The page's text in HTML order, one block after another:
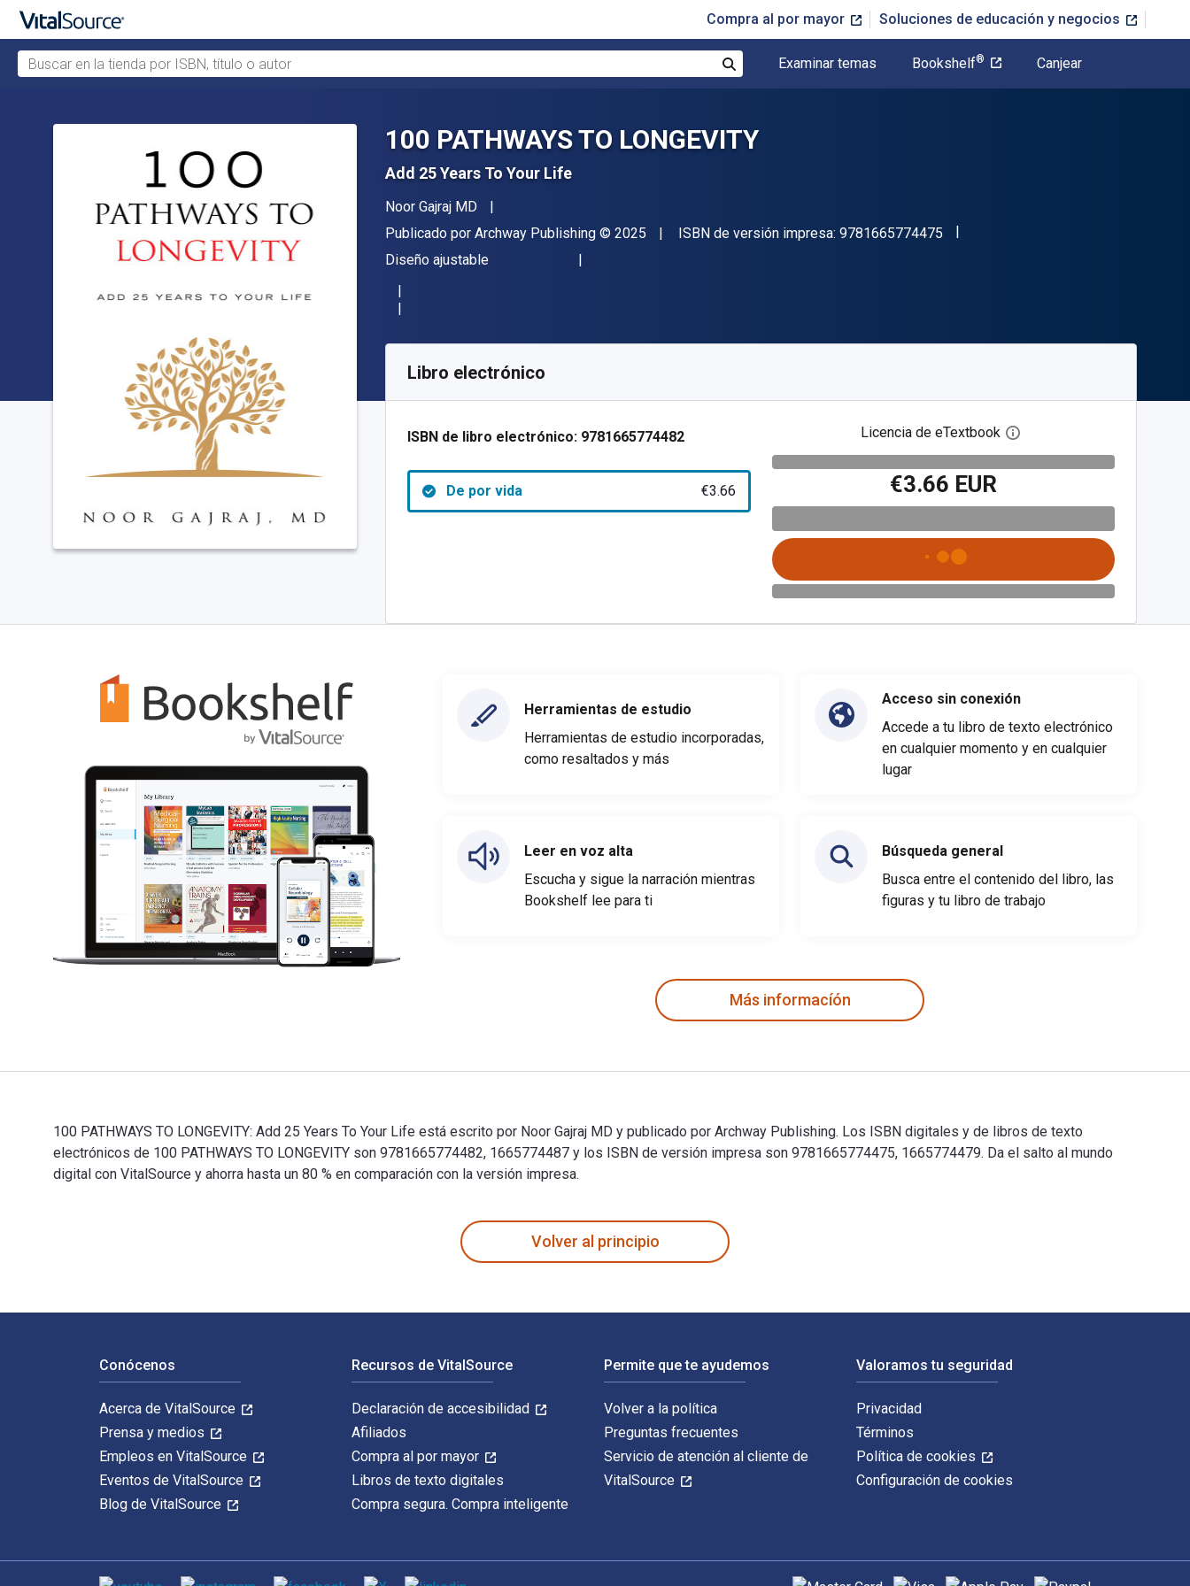
Compra al por mayor Soluciones de educación y negocios
Buscar en la tienda por ISBN, título o autor
Examinar temas Bookshelf® Canjear
100 PATHWAYS TO LONGEVITY
Add 25 Years To Your Life
Autor(es)
Noor Gajraj MD
Editorial
Publicado por Archway Publishing Copyright
© 2025 ISBN de versión impresa: 9781665774475 "ISBN-13 9781665774475"
Formato
Diseño ajustable
Código de referencia:
Libro electrónico
ISBN de libro electrónico: 9781665774482
De por vida €3.66
Licencia de eTextbook Abre el cuadro de diálogo
€3.66 EUR
Herramientas de estudio
Herramientas de estudio incorporadas,
como resaltados y más
Leer en voz alta
Escucha y sigue la narración mientras
Bookshelf lee para ti
Acceso sin conexión
Accede a tu libro de texto electrónico
en cualquier momento y en cualquier
lugar
Búsqueda general
Busca entre el contenido del libro, las
figuras y tu libro de trabajo
Más informacíón
100 PATHWAYS TO LONGEVITY: Add 25 Years To Your Life está escrito por Noor Gajraj MD y publicado por Archway Publishing. Los ISBN digitales y de libros de texto
electrónicos de 100 PATHWAYS TO LONGEVITY son 9781665774482, 1665774487 y los ISBN de versión impresa son 9781665774475, 1665774479. Da el salto al mundo
digital con VitalSource y ahorra hasta un 80 % en comparación con la versión impresa.
Volver al principio
Conócenos
Acerca de VitalSource
Prensa y medios
Empleos en VitalSource
Eventos de VitalSource
Blog de VitalSource
Recursos de VitalSource
Declaración de accesibilidad
Afiliados
Compra al por mayor
Libros de texto digitales
Compra segura. Compra inteligente
Permite que te ayudemos
Volver a la política
Preguntas frecuentes
Servicio de atención al cliente de
VitalSource
Valoramos tu seguridad
Privacidad
Términos
Política de cookies
Configuración de cookies